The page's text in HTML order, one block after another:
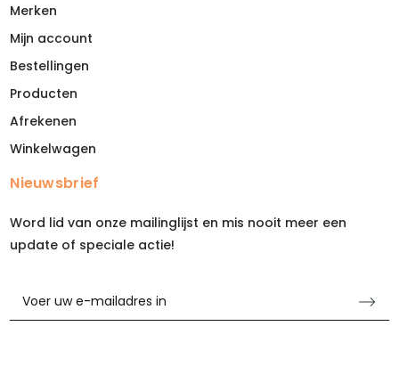
Merken
Mijn account
Bestellingen
Producten
Afrekenen
Winkelwagen
Nieuwsbrief
Word lid van onze mailinglijst en mis nooit meer een
update of speciale actie!